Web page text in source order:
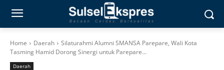
Home Daerah
Silaturahmi Alumni SMANSA Parepare, Wali Kota
Tasming Hamid Dorong Sinergi untuk Parepare...
Daerah